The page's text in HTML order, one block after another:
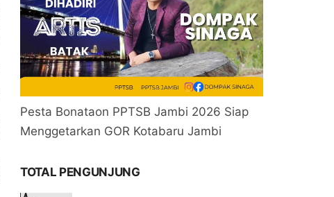
Pesta Bonataon PPTSB Jambi 2026 Siap
Menggetarkan GOR Kotabaru Jambi
TOTAL PENGUNJUNG